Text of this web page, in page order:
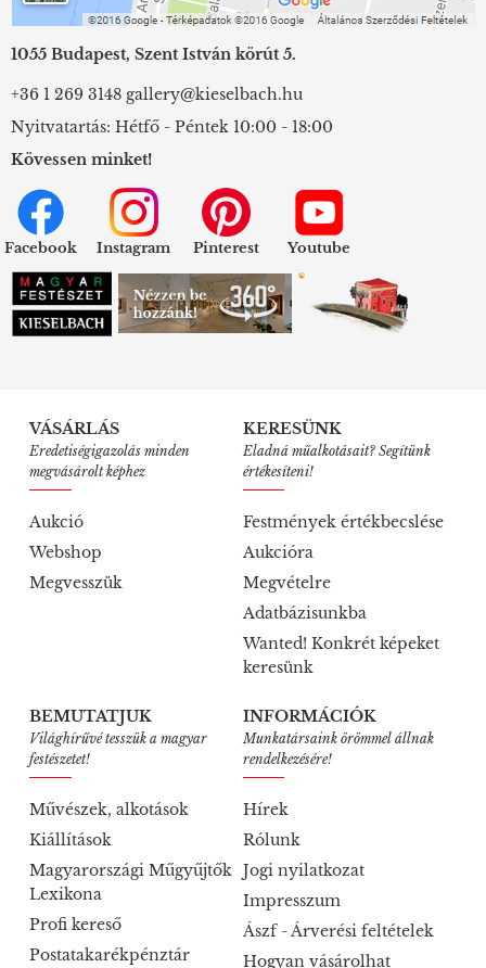
1055 Budapest, Szent István körút 5.
+36 1 269 3148 gallery@kieselbach.hu
Nyitvatartás: Hétfő - Péntek 10:00 - 18:00
Kövessen minket!
Facebook Instagram Pinterest Youtube
VÁSÁRLÁS
Eredetiségigazolás minden
megvásárolt képhez
Aukció
Webshop
Megvesszük
KERESÜNK
Eladná műalkotásait? Segítünk
értékesíteni!
Festmények értékbecslése
Aukcióra
Megvételre
Adatbázisunkba
Wanted! Konkrét képeket
keresünk
BEMUTATJUK
Világhírűvé tesszük a magyar
festészetet!
Művészek, alkotások
Kiállítások
Magyarországi Műgyűjtők
Lexikona
Profi kereső
Postatakarékpénztár
INFORMÁCIÓK
Munkatársaink örömmel állnak
rendelkezésére!
Hírek
Rólunk
Jogi nyilatkozat
Impresszum
Ászf - Árverési feltételek
Hogyan vásárolhat